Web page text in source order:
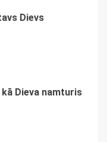
Dievs
Dieva namturis